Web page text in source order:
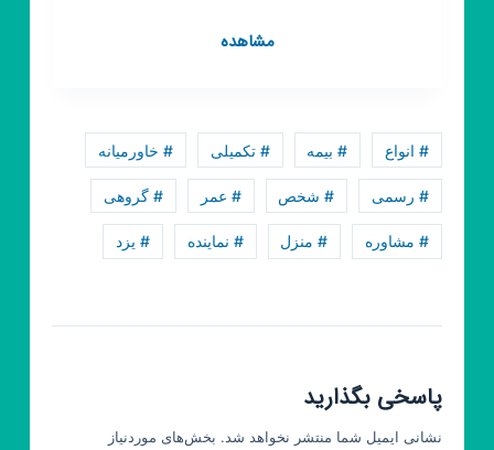
مشاهدهکانال
پاسارگاد
# انواع # بیمه # تکمیلی # خاورمیانه
# رسمی # شخص # عمر # گروهی
# مشاوره # منزل # نماینده # یزد
پاسخی بگذارید
نشانی ایمیل شما منتشر نخواهد شد. بخش‌های موردنیاز